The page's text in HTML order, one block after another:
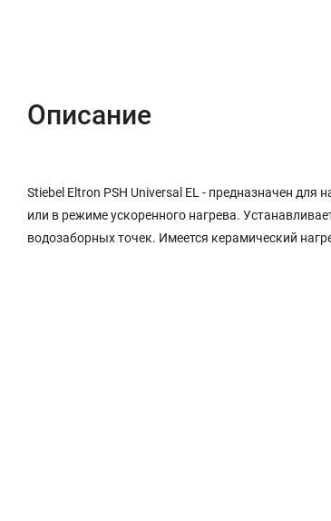
Описание
Stiebel Eltron PSH Universal EL - предназначен
или в режиме ускоренного нагрева.
водозаборных точек. Имеется керамический